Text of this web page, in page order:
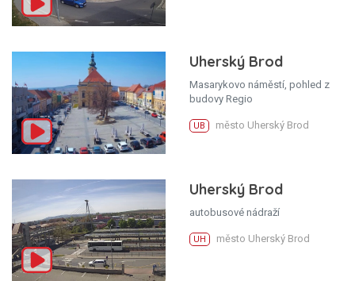
Uherský Brod
Masarykovo náměstí, pohled z
budovy Regio
UB město Uherský Brod
Uherský Brod
autobusové nádraží
UH město Uherský Brod